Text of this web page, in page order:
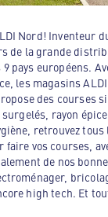
Nord! Inventeur
de la grande
pays européens.
les magasins
des courses
rayon
retrouvez
faire vos courses,
de nos
high tech. Et